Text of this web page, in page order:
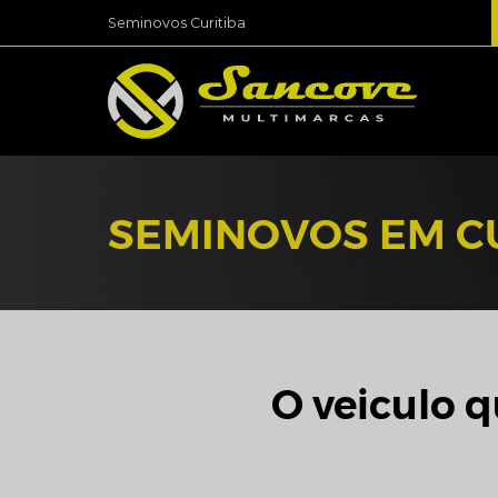
Seminovos Curitiba
SEMINOVOS EM
O veiculo